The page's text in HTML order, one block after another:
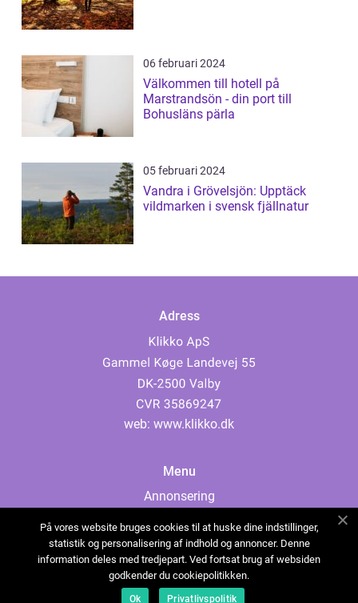
06 februari 2024
Välkommen till hotell på
Marstrandsön - din port till
Bohusläns pärla
05 februari 2024
Vandra i Grövelsjön: Upptäck
vildmarken i svensk fjällnatur
Adress
web: www.klikko.dk
Menu
Annonsering
Cookies
Kontakta oss
Sitemap
På vores website bruges cookies til at huske dine indstillinger,
statistik og personalisering af indhold og annoncer. Denne
information deles med tredjepart. Ved fortsat brug af websiden
godkender du cookiepolitikken.
Ok Privatlivspolitik